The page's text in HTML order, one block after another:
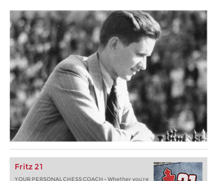
Fritz 21
YOUR PERSONAL CHESS COACH - Whether you’re